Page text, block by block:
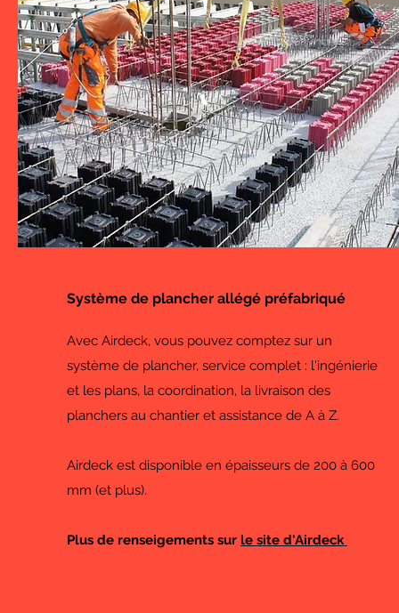
Système de plancher allégé préfabriqué
Avec Airdeck, vous pouvez comptez sur un
système de plancher, service complet : l'ingénierie
et les plans, la coordination, la livraison des
planchers au chantier et assistance de A à Z.
Airdeck est disponible en épaisseurs de 200 à 600
mm (et plus).
Plus de renseigements sur le site d'Airdeck